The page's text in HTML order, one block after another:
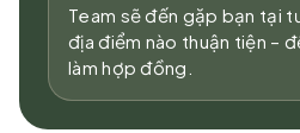
Team sẽ đến gặp bạn tại
địa điểm nào thuận tiện –
làm hợp đồng.